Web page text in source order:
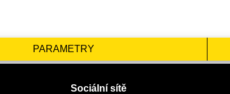
PARAMETRY
Sociální sítě